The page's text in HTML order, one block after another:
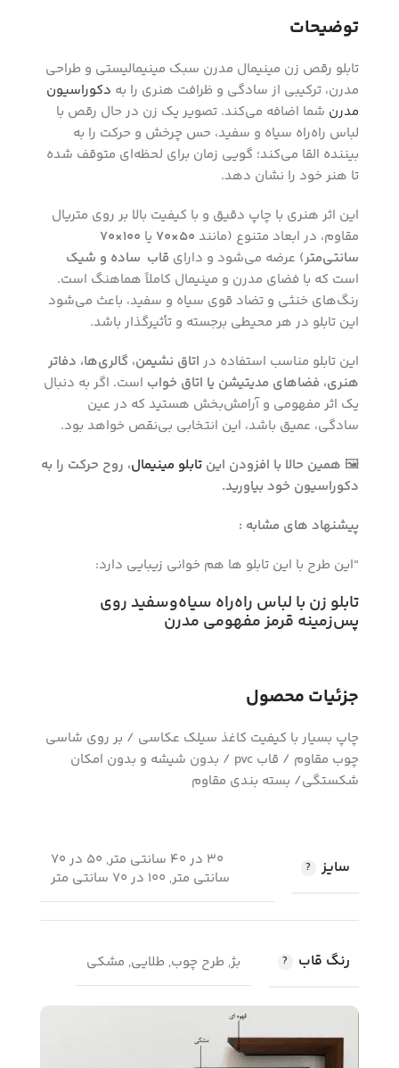
توضیحات
تابلو رقص زن مینیمال مدرن سبک مینیمالیستی و طراحی
مدرن، ترکیبی از سادگی و ظرافت هنری را به دکوراسیون
مدرن شما اضافه می‌کند. تصویر یک زن در حال رقص با
لباس راه‌راه سیاه و سفید، حس چرخش و حرکت را به
بیننده القا می‌کند؛ گویی زمان برای لحظه‌ای متوقف شده
تا هنر خود را نشان دهد.
این اثر هنری با چاپ دقیق و با کیفیت بالا بر روی متریال
مقاوم، در ابعاد متنوع (مانند ۵۰×۷۰ یا
100×70
سانتی‌متر) عرضه می‌شود و دارای قاب ساده و شیک
است که با فضای مدرن و مینیمال کاملاً هماهنگ است.
رنگ‌های خنثی و تضاد قوی سیاه و سفید، باعث می‌شود
این تابلو در هر محیطی برجسته و تأثیرگذار باشد.
این تابلو مناسب استفاده در اتاق نشیمن، گالری‌ها، دفاتر
هنری، فضاهای مدیتیشن یا اتاق خواب است. اگر به دنبال
یک اثر مفهومی و آرامش‌بخش هستید که در عین
سادگی، عمیق باشد، این انتخابی بی‌نقص خواهد بود.
🖼️ همین حالا با افزودن این تابلو مینیمال، روح حرکت را به
دکوراسیون خود بیاورید.
پیشنهاد های مشابه :
“این طرح با این تابلو ها هم خوانی زیبایی دارد:
تابلو زن با لباس راه‌راه سیاه‌وسفید روی
پس‌زمینه قرمز مفهومی مدرن
جزئیات محصول
چاپ بسیار با کیفیت کاغذ سیلک عکاسی / بر روی شاسی
چوب مقاوم / قاب pvc / بدون شیشه و بدون امکان
شکستگی/ بسته بندی مقاوم
سایز
30 در 40 سانتی متر, 50 در 70
سانتی متر, 100 در 70 سانتی متر
رنگ قاب بژ, طرح چوب, طلایی, مشکی